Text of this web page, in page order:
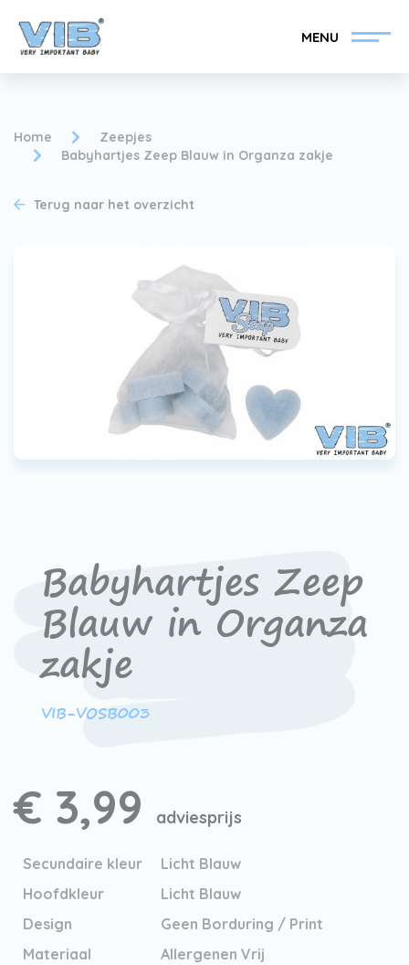
MENU
VIB®-Dealer worden
Vind uw VIB®-Dealer
VIB®-Dealer worden
Werken bij VIB®
Home
Zeepjes
Babyhartjes Zeep Blauw in Organza zakje
Terug naar het overzicht
Babyhartjes Zeep
Blauw in Organza
zakje
VIB-VOSB003
€ 3,99 adviesprijs
Secundaire kleur
Licht Blauw
Hoofdkleur
Licht Blauw
Design
Geen Borduring / Print
Materiaal
Allergenen Vrij